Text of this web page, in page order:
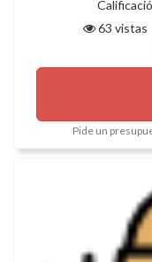
63 vistas
Pide un